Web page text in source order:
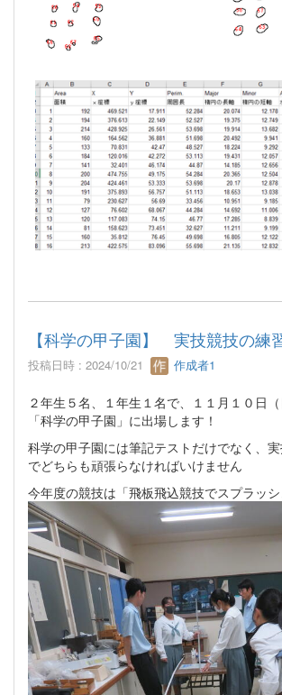
【科学の甲子園】 実技競技の練
投稿日時 : 2024/10/21 作成者1
２年生５名、１年生１名で、１１月１０日
「科学の甲子園」に出場します！
科学の甲子園には筆記テストだけでなく、
でどちらも頑張らなければいけません
今年度の競技は「飛板飛込競技でスプラッシ